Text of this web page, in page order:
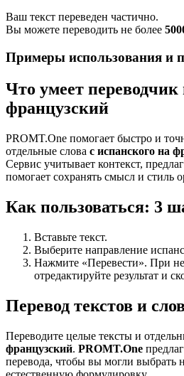
Ваш текст переведен частично.
Вы можете переводить не более
Примеры использования и
Что умеет
французский
PROMT.One помогает быстро и
отдельные слова с испанского на
Сервис учитывает контекст,
помогает сохранять смысл и стиль
Как пользоваться: 3
Вставьте текст.
Выберите направление
Нажмите «Перевести». При
отредактируйте результат и
Перевод текстов и
Переводите целые тексты и
французский. PROMT.One
перевода, чтобы вы могли выбрать